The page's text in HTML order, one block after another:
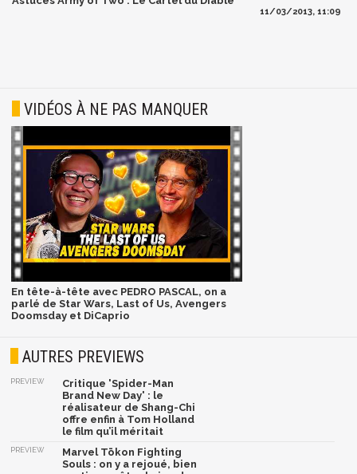
11/03/2013, 11:09
VIDÉOS À NE PAS MANQUER
En tête-à-tête avec PEDRO PASCAL, on a
parlé de Star Wars, Last of Us, Avengers
Doomsday et DiCaprio
AUTRES PREVIEWS
PREVIEW
Critique 'Spider-Man
Brand New Day' : le
réalisateur de Shang-Chi
offre enfin à Tom Holland
le film qu’il méritait
PREVIEW
Marvel Tōkon Fighting
Souls : on y a rejoué, bien